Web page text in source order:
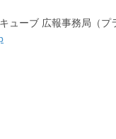
ューブ 広報事務局（プ